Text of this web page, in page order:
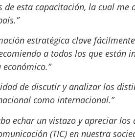
de esta capacitación, la cual
estratégica clave
a todos los que están
de discutir y analizar los
como internacional.”
echar un vistazo y apreciar
(TIC) en nuestra